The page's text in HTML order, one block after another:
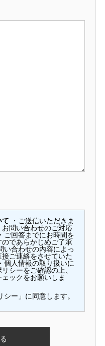
て ・ご送信いただきま
問い合わせのご対応
ご回答までにお時間を
であらかじめご了承
い合わせの内容によっ
ご連絡をさせていた
個人情報の取り扱いに
リシーをご確認の上、
ックをお願いしま
シー」に同意します。